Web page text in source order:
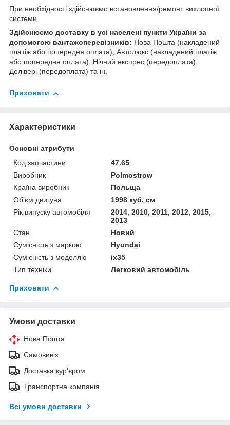
При необхідності здійснюємо встановлення/ремонт вихлопної
системи
Здійснюємо доставку в усі населені пункти України за
допомогою вантажоперевізників: Нова Пошта (накладений
платіж або попередня оплата), Автолюкс (накладений платіж
або попередня оплата), Нічний експрес (передоплата),
Делівері (передоплата) та ін.
Приховати
Характеристики
Основні атрибути
Код запчастини
47.65
Виробник
Polmostrow
Країна виробник
Польща
Об'єм двигуна
1998 куб. см
Рік випуску автомобіля
2014, 2010, 2011, 2012, 2015,
2013
Стан
Новий
Сумісність з маркою
Hyundai
Сумісність з моделлю
ix35
Тип техніки
Легковий автомобіль
Приховати
Умови доставки
Нова Пошта
Самовивіз
Доставка кур'єром
Транспортна компанія
Всі умови доставки